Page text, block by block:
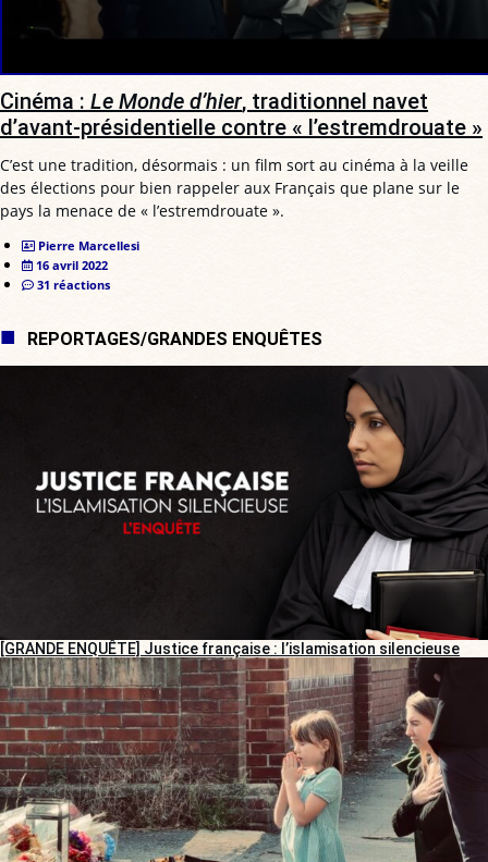
Cinéma : Le Monde d’hier, traditionnel navet
d’avant-présidentielle contre « l’estremdrouate »
C’est une tradition, désormais : un film sort au cinéma à la veille
des élections pour bien rappeler aux Français que plane sur le
pays la menace de « l’estremdrouate ».
Pierre Marcellesi
16 avril 2022
31 réactions
REPORTAGES/GRANDES ENQUÊTES
[GRANDE ENQUÊTE] Justice française : l’islamisation silencieuse